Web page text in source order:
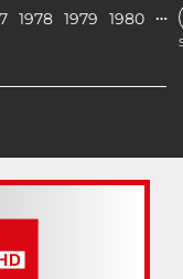
1978 1979 1980 …